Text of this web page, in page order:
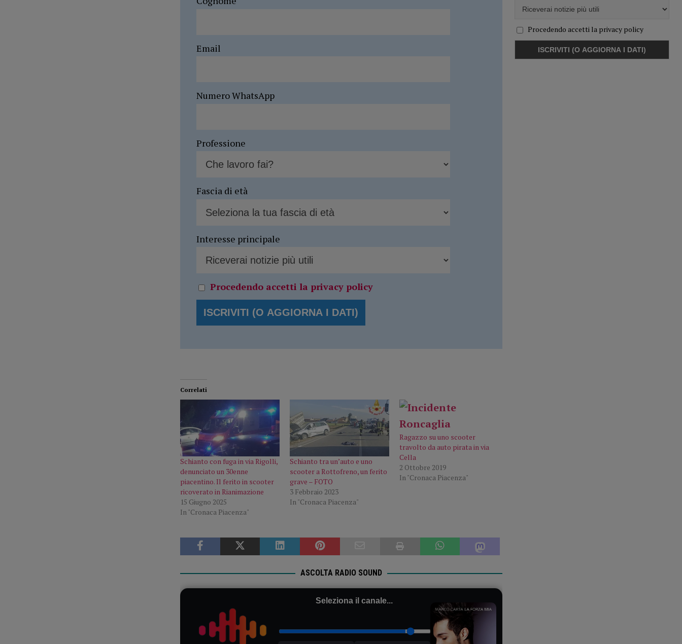
Email
Numero WhatsApp
Professione
Fascia di età
Interesse principale
Procedendo accetti la privacy policy
Correlati
Schianto con fuga in via Rigolli,
denunciato un 30enne
piacentino. Il ferito in scooter
ricoverato in Rianimazione
15 Giugno 2025
In "Cronaca Piacenza"
Schianto tra un’auto e uno
scooter a Rottofreno, un ferito
grave – FOTO
3 Febbraio 2023
In "Cronaca Piacenza"
Ragazzo su uno scooter
travolto da auto pirata in via
Cella
2 Ottobre 2019
In "Cronaca Piacenza"
ASCOLTA RADIO SOUND
Seleziona il canale...
Procedendo accetti la privacy policy